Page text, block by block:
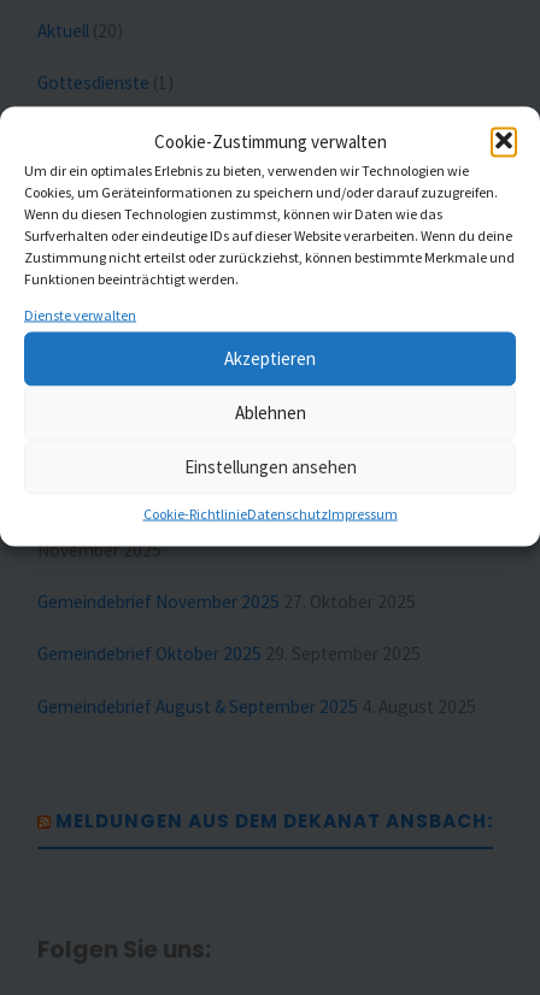
Cookie-Zustimmung verwalten
Um dir ein optimales Erlebnis zu bieten, verwenden wir Technologien wie
Cookies, um Geräteinformationen zu speichern und/oder darauf zuzugreifen.
Wenn du diesen Technologien zustimmst, können wir Daten wie das
Surfverhalten oder eindeutige IDs auf dieser Website verarbeiten. Wenn du deine
Zustimmung nicht erteilst oder zurückziehst, können bestimmte Merkmale und
Funktionen beeinträchtigt werden.
Dienste verwalten
Akzeptieren
Ablehnen
Einstellungen ansehen
Cookie-RichtlinieDatenschutzImpressum
Aktuell(20)
Gottesdienste (1)
Kaleidoskop Kirchenmusik(1)
Kinder- und Jugendchöre (5)
Konzerte (5)
MELDUNGEN AUS ST. JOHANNIS UND ST.
Gemeindebrief Februar und März 202623. Januar 2026
Gemeindebrief Dezember 2025 und Januar 2026
November 2025
Gemeindebrief November 2025 27. Oktober 2025
Gemeindebrief Oktober 2025 29. September 2025
Gemeindebrief August & September 2025 4. August 2025
MELDUNGEN AUS DEM DEKANAT ANSBACH:
Folgen Sie uns: